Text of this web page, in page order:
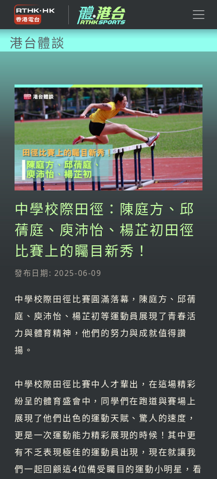
港台體談
中學校際田徑：陳庭方、邱
蒨庭、庾沛怡、楊芷初田徑
比賽上的矚目新秀！
發布日期: 2025-06-09
中學校際田徑比賽圓滿落幕，陳庭方、邱蒨
庭、庾沛怡、楊芷初等運動員展現了青春活
力與體育精神，他們的努力與成就值得讚
揚。
中學校際田徑比賽中人才輩出，在這場精彩
紛呈的體育盛會中，同學們在跑道與賽場上
展現了他們出色的運動天賦、驚人的速度，
更是一次運動能力精彩展現的時候！其中更
有不乏表現極佳的運動員出現，現在就讓我
們一起回顧這4位備受矚目的運動小明星，看